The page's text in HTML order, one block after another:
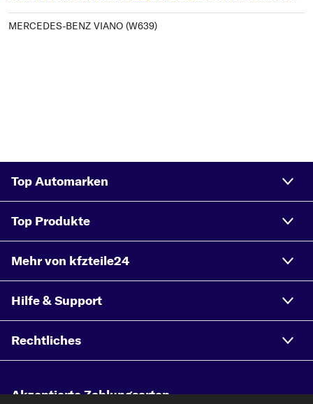
MERCEDES-BENZ VIANO (W639)
Top Automarken
Top Produkte
Mehr von kfzteile24
Hilfe & Support
Rechtliches
Akzeptierte Zahlungsarten